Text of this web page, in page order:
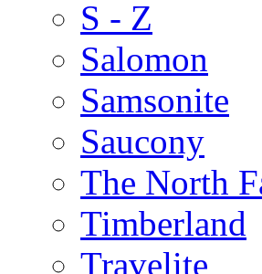
S - Z
Salomon
Samsonite
Saucony
The North
Timberland
Travelite